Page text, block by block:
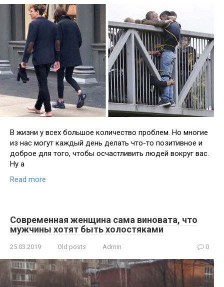
В жизни у всех большое количество проблем. Но многие
из нас могут каждый день делать что-то позитивное и
доброе для того, чтобы осчастливить людей вокруг вас.
Ну а
Read more
Современная женщина сама виновата, что
мужчины хотят быть холостяками
25.03.2019 Old posts Admin 0